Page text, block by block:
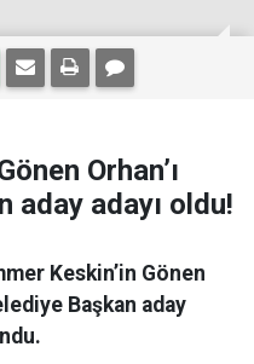
Orhan’ı
aday adayı oldu!
Keskin’in Gönen
Başkan aday